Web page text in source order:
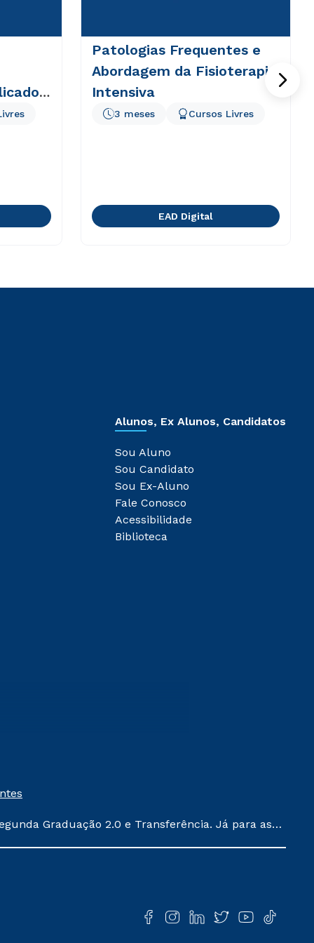
Patologias Frequentes e
Abordagem da Fisioterapia
Intensiva
3 meses Cursos Livres
EAD Digital
Alunos, Ex Alunos, Candidatos
Sou Aluno
Sou Candidato
Sou Ex-Aluno
Fale Conosco
Acessibilidade
Biblioteca
Graduação 2.0 e Transferência. Já para as